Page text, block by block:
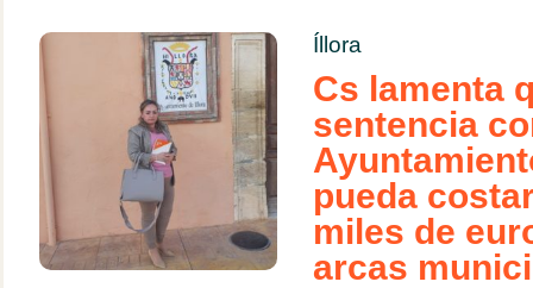
Íllora
Cs lamenta
sentencia
pueda
miles de
arcas